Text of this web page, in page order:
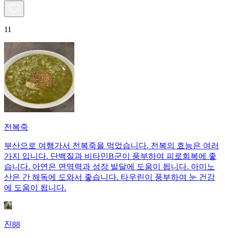
11
전복죽
부산으로 여행가서 전복죽을 먹었습니다. 전복의 효능은 여러
가지 입니다. 단백질과 비타민B군이 풍부하여 피로회복에 좋
습니다. 아연은 면역력과 성장 발달에 도움이 됩니다. 아미노
산은 간 해독에 도와서 좋습니다. 타우린이 풍부하여 눈 건강
에 도움이 됩니다.
진88